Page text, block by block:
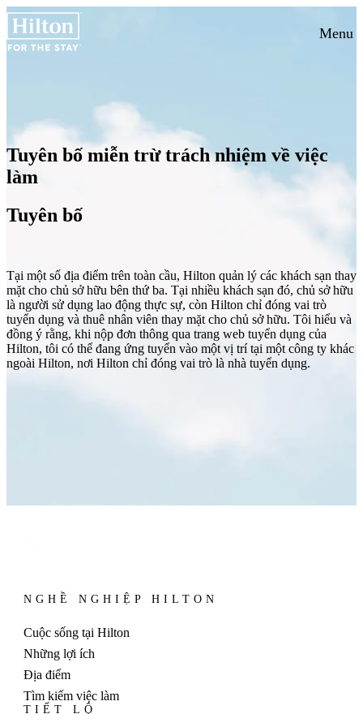
Menu
Tuyên bố miễn trừ trách nhiệm về việc
làm
Tuyên bố
Tại một số địa điểm trên toàn cầu, Hilton quản lý các khách sạn thay
mặt cho chủ sở hữu bên thứ ba. Tại nhiều khách sạn đó, chủ sở hữu
là người sử dụng lao động thực sự, còn Hilton chỉ đóng vai trò
tuyển dụng và thuê nhân viên thay mặt cho chủ sở hữu. Tôi hiểu và
đồng ý rằng, khi nộp đơn thông qua trang web tuyển dụng của
Hilton, tôi có thể đang ứng tuyển vào một vị trí tại một công ty khác
ngoài Hilton, nơi Hilton chỉ đóng vai trò là nhà tuyển dụng.
NGHỀ NGHIỆP HILTON
Cuộc sống tại Hilton
Những lợi ích
Địa điểm
Tìm kiếm việc làm
TIẾT LỘ